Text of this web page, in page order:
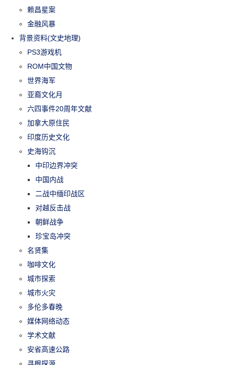
赖昌星案
金融风暴
背景资料(文史地理)
PS3游戏机
ROM中国文物
世界海军
亚裔文化月
六四事件20周年文献
加拿大原住民
印度历史文化
史海钩沉
中印边界冲突
中国内战
二战中缅印战区
对越反击战
朝鲜战争
珍宝岛冲突
名贤集
咖啡文化
城市探索
城市火灾
多伦多春晚
媒体网络动态
学术文献
安省高速公路